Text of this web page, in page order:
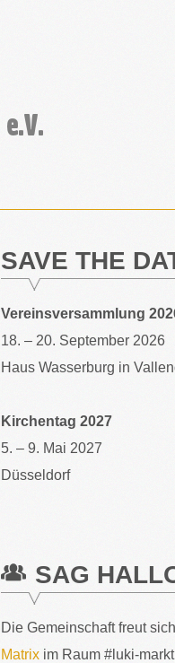
SAVE THE
Vereinsversammlung
18. – 20. September 2026
Haus Wasserburg in
Kirchentag 2027
5. – 9. Mai 2027
Düsseldorf
SAG
Die Gemeinschaft freut
Matrix im Raum #luki-